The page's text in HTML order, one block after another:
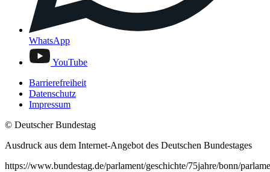
WhatsApp
YouTube
Barrierefreiheit
Datenschutz
Impressum
© Deutscher Bundestag
Ausdruck aus dem Internet-Angebot des Deutschen Bundestages
https://www.bundestag.de/parlament/geschichte/75jahre/bonn/